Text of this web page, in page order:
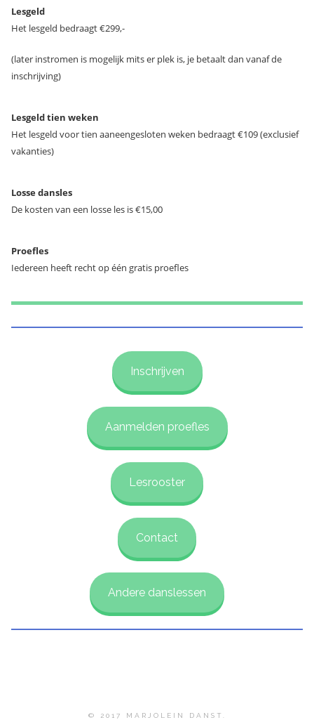
Lesgeld
Het lesgeld bedraagt €299,-
(later instromen is mogelijk mits er plek is, je betaalt dan vanaf de
inschrijving)
Lesgeld tien weken
Het lesgeld voor tien aaneengesloten weken bedraagt €109 (exclusief
vakanties)
Losse dansles
De kosten van een losse les is €15,00
Proefles
Iedereen heeft recht op één gratis proefles
Inschrijven
Aanmelden proefles
Lesrooster
Contact
Andere danslessen
© 2017 MARJOLEIN DANST.